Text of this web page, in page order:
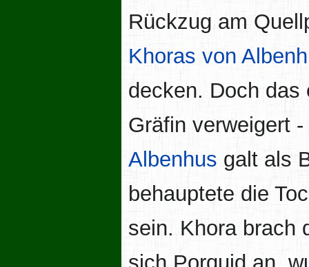
Rückzug am
Khoras von
decken. Doch das
Gräfin verweigert
Albenhus galt als
behauptete die
sein. Khora brach